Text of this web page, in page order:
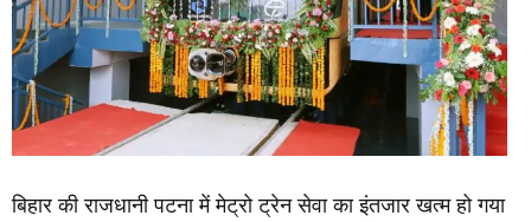
बिहार की राजधानी पटना में मेट्रो ट्रेन सेवा का इंतजार खत्म हो गया